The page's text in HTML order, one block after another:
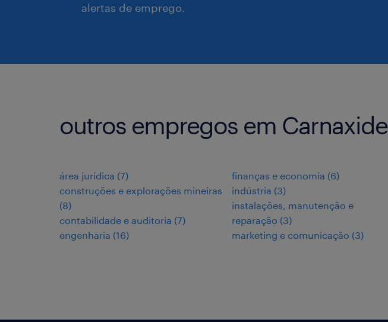
alertas de emprego.
outros empregos em Carnaxide
área jurídica (7)
construções e explorações mineiras
(8)
contabilidade e auditoria (7)
engenharia (16)
finanças e economia (6)
indústria (3)
instalações, manutenção e
reparação (3)
marketing e comunicação (3)